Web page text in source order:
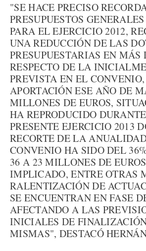
"SE HACE PRECISO
PRESUPUESTOS
PARA EL EJERCICIO 2012,
UNA REDUCCIÓN DE LAS
PRESUPUESTARIAS EN MÁS
RESPECTO DE LA
PREVISTA EN EL
APORTACIÓN ESE AÑO DE
MILLONES DE EUROS,
HA REPRODUCIDO
PRESENTE EJERCICIO 2013
RECORTE DE LA
CONVENIO HA SIDO DEL
36 A 23 MILLONES DE
IMPLICADO, ENTRE OTRAS
RALENTIZACIÓN DE
SE ENCUENTRAN EN FASE
AFECTANDO A LAS
INICIALES DE
MISMAS", DESTACÓ